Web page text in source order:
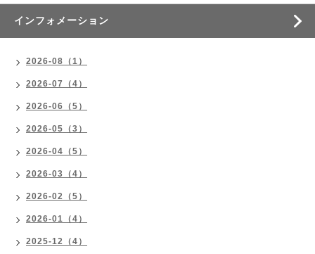
インフォメーション
2026-08（1）
2026-07（4）
2026-06（5）
2026-05（3）
2026-04（5）
2026-03（4）
2026-02（5）
2026-01（4）
2025-12（4）